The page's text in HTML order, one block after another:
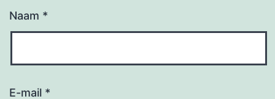
Naam *
E-mail *